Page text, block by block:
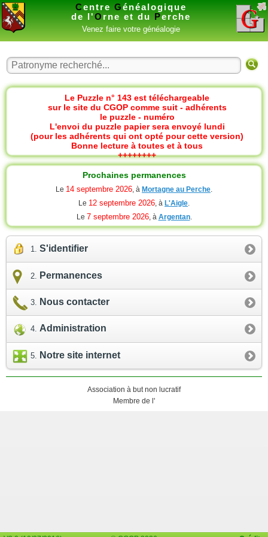
Centre Généalogique
de l'O rne et du Perche
Venez faire votre généalogie
Le Puzzle n° 143 est téléchargeable
sur le site du CGOP comme suit - adhérents
le puzzle - numéro
L'envoi du puzzle papier sera envoyé lundi
(pour les adhérents qui ont opté pour cette version)
Bonne lecture à toutes et à tous
++++++++
Prochaines permanences
Le 14 septembre 2026, à Mortagne au Perche.
Le 12 septembre 2026, à L'Aigle.
Le 7 septembre 2026, à Argentan.
S'identifier
Permanences
Nous contacter
Administration
Notre site internet
Association à but non lucratif
Membre de l'